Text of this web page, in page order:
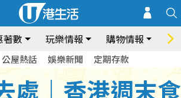
著數 玩樂情報 購物情報 飲
公屋熱話 娛樂新聞 定期存款
處｜香港週末食